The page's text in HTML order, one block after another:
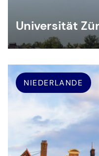
Universität
NIEDERLANDE